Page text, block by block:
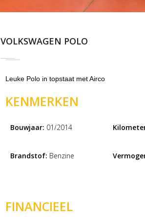
VOLKSWAGEN POLO
Leuke Polo in topstaat met Airco
KENMERKEN
Bouwjaar: 01/2014
Brandstof: Benzine
FINANCIEEL